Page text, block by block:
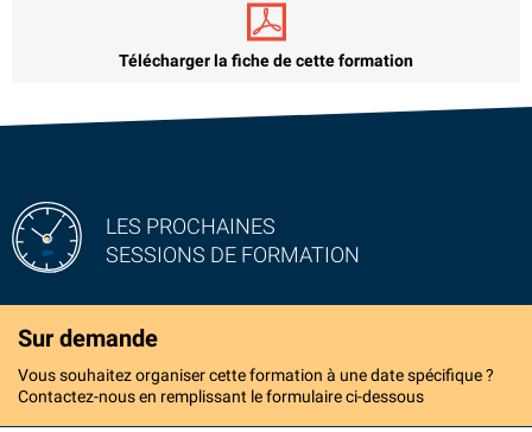
Télécharger la fiche de cette formation
LES PROCHAINES
SESSIONS DE FORMATION
Sur demande
Vous souhaitez organiser cette formation à une date spécifique ?
Contactez-nous en remplissant le formulaire ci-dessous